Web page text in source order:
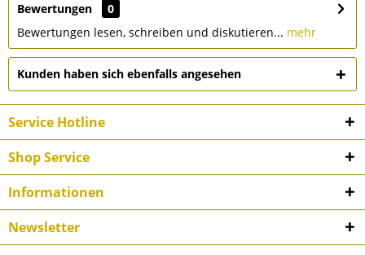
Bewertungen
0
Bewertungen lesen, schreiben und diskutieren... mehr
Kunden haben sich ebenfalls angesehen
Service Hotline
Shop Service
Informationen
Newsletter